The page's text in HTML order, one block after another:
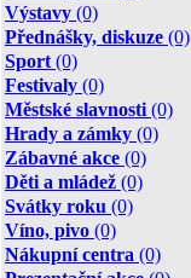
Výstavy (0)
Přednášky, diskuze (0)
Sport (0)
Festivaly (0)
Městské slavnosti (0)
Hrady a zámky (0)
Zábavné akce (0)
Děti a mládež (0)
Svátky roku (0)
Víno, pivo (0)
Nákupní centra (0)